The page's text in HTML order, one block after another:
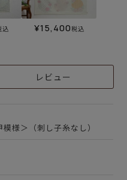
込 ¥15,400税込
レビュー
様＞（刺し子糸なし）